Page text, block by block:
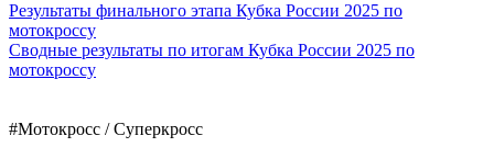
Результаты финального этапа Кубка России 2025 по
мотокроссу
Сводные результаты по итогам Кубка России 2025 по
мотокроссу
#Мотокросс / Суперкросс